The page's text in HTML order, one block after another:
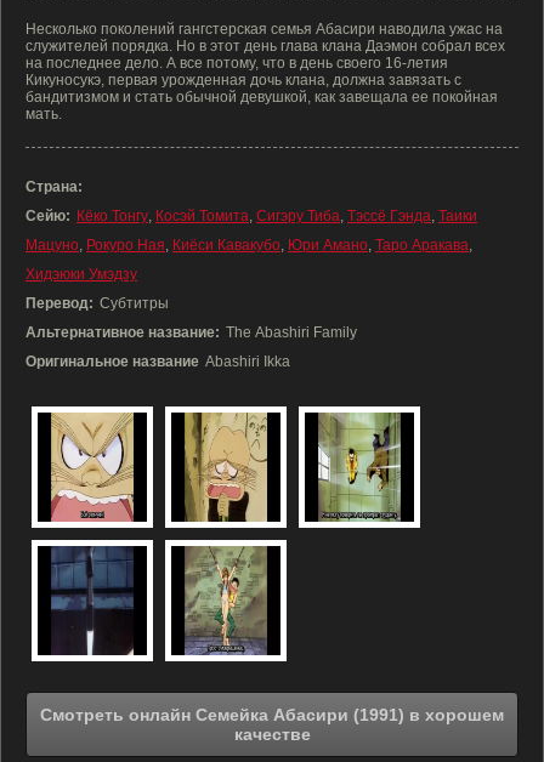
Несколько поколений гангстерская семья Абасири наводила ужас на
служителей порядка. Но в этот день глава клана Даэмон собрал всех
на последнее дело. А все потому, что в день своего 16-летия
Кикуносукэ, первая урожденная дочь клана, должна завязать с
бандитизмом и стать обычной девушкой, как завещала ее покойная
мать.
Страна:
Сейю: Кёко Тонгу, Косэй Томита, Сигэру Тиба, Тэссё Гэнда, Таики
Мацуно, Рокуро Ная, Киёси Кавакубо, Юри Амано, Таро Аракава,
Хидэюки Умэдзу
Перевод: Субтитры
Альтернативное название: The Abashiri Family
Оригинальное название Abashiri Ikka
Смотреть онлайн Семейка Абасири (1991) в хорошем
качестве